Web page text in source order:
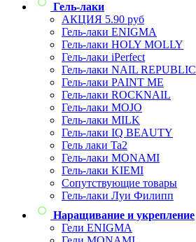
Гель-лаки
АКЦИЯ 5.90 руб
Гель-лаки ENIGMA
Гель-лаки HOLY MOLLY
Гель-лаки iPerfect
Гель-лаки NAIL REPUBLIC
Гель-лаки PAINT ME
Гель-лаки ROCKNAIL
Гель-лаки MOJO
Гель-лаки MILK
Гель-лаки IQ BEAUTY
Гель лаки Ta2
Гель-лаки MONAMI
Гель-лаки KIEMI
Сопутствующие товары
Гель-лаки Луи Филипп
Наращивание и укрепление
Гели ENIGMA